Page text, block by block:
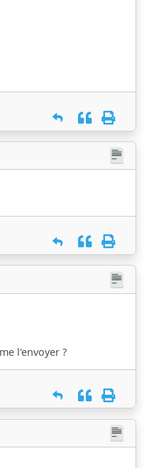
l'envoyer ?